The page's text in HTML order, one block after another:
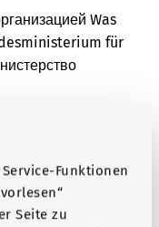
Funktionen
Seite zu
Was
für